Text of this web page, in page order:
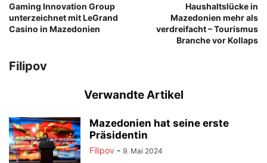
Gaming Innovation Group
unterzeichnet mit LeGrand
Casino in Mazedonien
Haushaltslücke in
Mazedonien mehr als
verdreifacht – Tourismus
Branche vor Kollaps
Filipov
Verwandte Artikel
Mazedonien hat seine erste
Präsidentin
Filipov - 9. Mai 2024